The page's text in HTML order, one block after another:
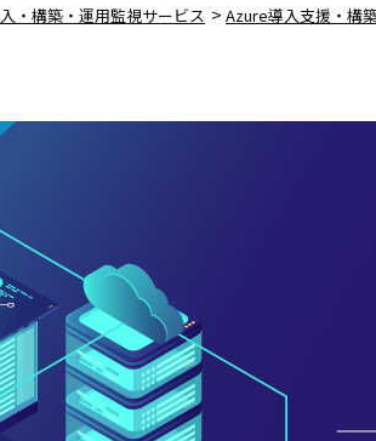
・構築・運用監視サービス > Azure導入支援・構